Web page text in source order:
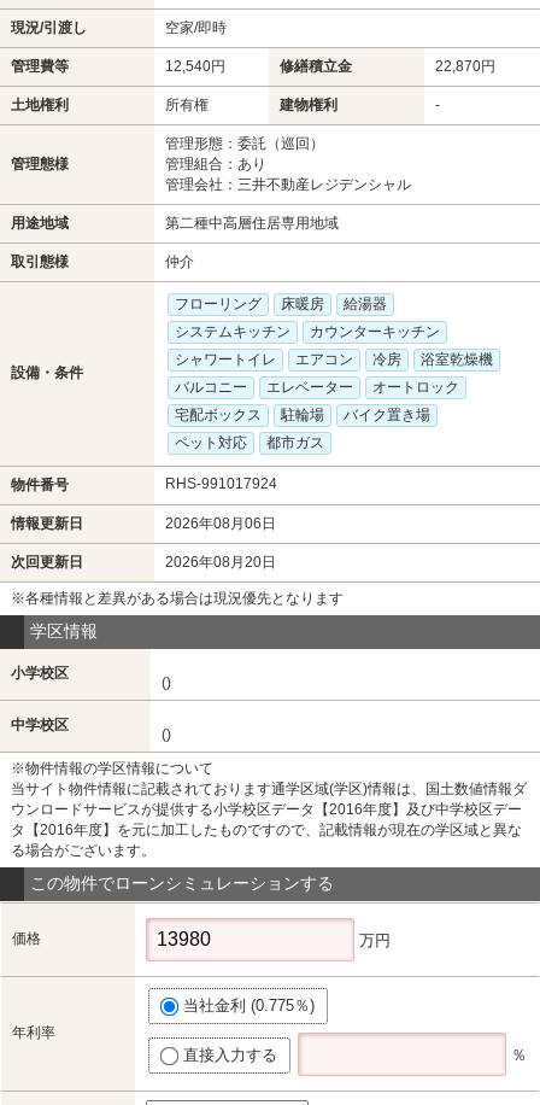
現況/引渡し 空家/即時
管理費等 12,540円 修繕積立金 22,870円
土地権利 所有権 建物権利 -
管理態様
管理形態：委託（巡回）
管理組合：あり
管理会社：三井不動産レジデンシャル
用途地域 第二種中高層住居専用地域
取引態様 仲介
設備・条件
フローリング 床暖房
給湯器
システムキッチン
カウンターキッチン
シャワートイレ
エアコン 冷房
浴室乾燥機
バルコニー
エレベーター
オートロック
宅配ボックス
駐輪場
バイク置き場
ペット対応
都市ガス
物件番号 RHS-991017924
情報更新日 2026年08月06日
次回更新日 2026年08月20日
※各種情報と差異がある場合は現況優先となります
学区情報
小学校区
()
中学校区
()
※物件情報の学区情報について
当サイト物件情報に記載されております通学区域(学区)情報は、国土数値情報ダ
ウンロードサービスが提供する小学校区データ【2016年度】及び中学校区デー
タ【2016年度】を元に加工したものですので、記載情報が現在の学区域と異な
る場合がございます。
この物件でローンシミュレーションする
価格 万円
年利率
当社金利 (0.775％)
直接入力する ％